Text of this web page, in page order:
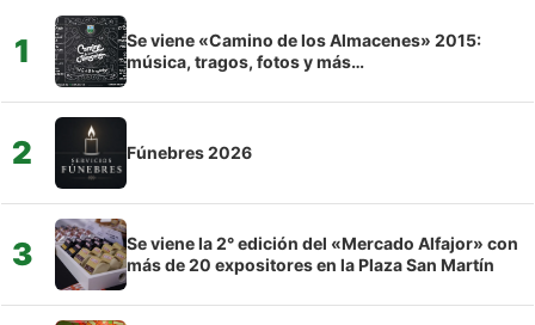
1
Se viene «Camino de los Almacenes» 2015:
música, tragos, fotos y más…
2 Fúnebres 2026
3
Se viene la 2° edición del «Mercado Alfajor» con
más de 20 expositores en la Plaza San Martín